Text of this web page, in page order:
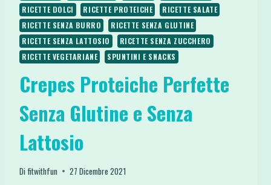
RICETTE DOLCI
RICETTE PROTEICHE
RICETTE SALATE
RICETTE SENZA BURRO
RICETTE SENZA GLUTINE
RICETTE SENZA LATTOSIO
RICETTE SENZA ZUCCHERO
RICETTE VEGETARIANE
SPUNTINI E SNACKS
Crepes Proteiche Perfette
Senza Glutine e Senza
Lattosio
Difitwithfun 27 Dicembre 2021